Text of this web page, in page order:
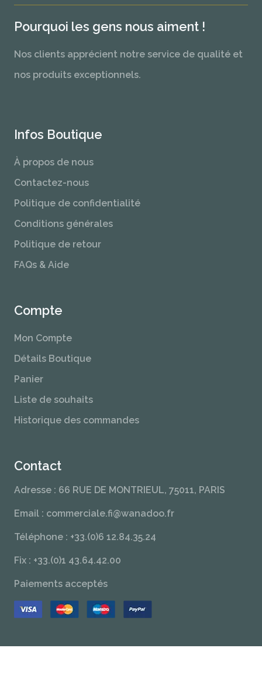
Pourquoi les gens nous aiment !
Nos clients apprécient notre service de qualité et
nos produits exceptionnels.
Infos Boutique
À propos de nous
Contactez-nous
Politique de confidentialité
Conditions générales
Politique de retour
FAQs & Aide
Compte
Mon Compte
Détails Boutique
Panier
Liste de souhaits
Historique des commandes
Contact
Adresse : 66 RUE DE MONTRIEUL, 75011, PARIS
Email : commerciale.fi@wanadoo.fr
Téléphone : +33.(0)6 12.84.35.24
Fix : +33.(0)1 43.64.42.00
Paiements acceptés